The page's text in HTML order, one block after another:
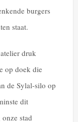
burgers
staat.
druk
op doek die
de Sylal-silo op
dit
stad